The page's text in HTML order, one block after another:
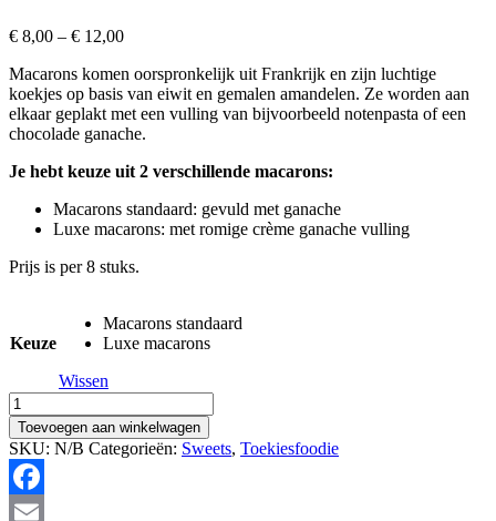
€ 8,00 – € 12,00Prijsklasse:
tot
€ 12,00
Macarons komen oorspronkelijk uit Frankrijk en zijn luchtige
koekjes op basis van eiwit en gemalen amandelen. Ze worden aan
elkaar geplakt met een vulling van bijvoorbeeld notenpasta of een
chocolade ganache.
Je hebt keuze uit 2 verschillende macarons:
Macarons standaard: gevuld met ganache
Luxe macarons: met romige crème ganache vulling
Prijs is per 8 stuks.
Keuze
Macarons standaard
Luxe macarons
Wissen
Macarons
hoeveelheid
Toevoegen aan winkelwagen
SKU: N/B Categorieën: Sweets, Toekiesfoodie
Facebook